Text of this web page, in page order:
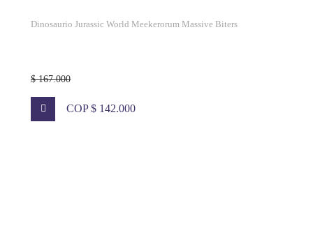
Dinosaurio Jurassic World Meekerorum Massive Biters
$ 167.000
COP $ 142.000